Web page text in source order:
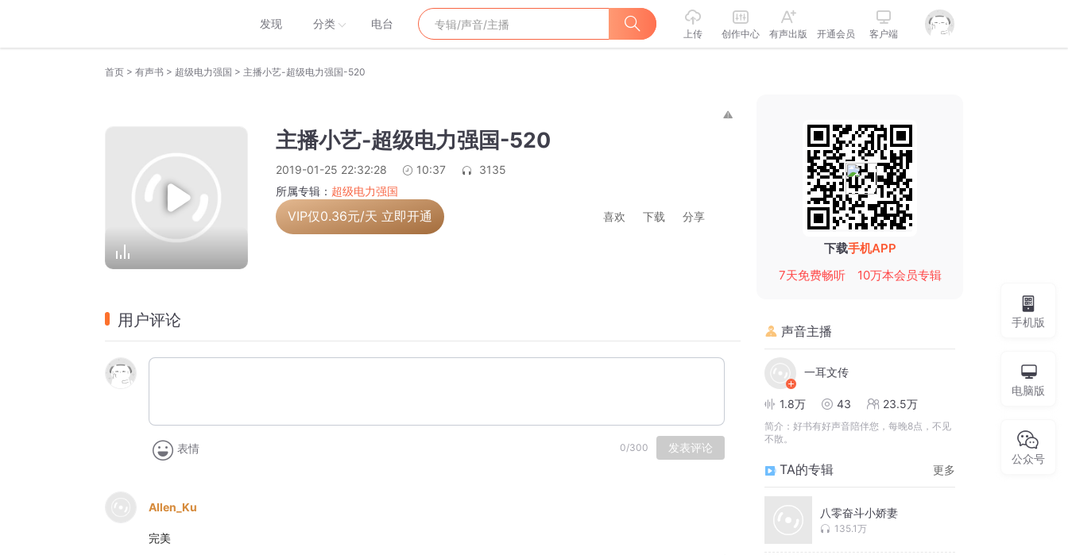
发现 分类 电台
上传 创作中心 有声出版 开通会员 客户端
首页 > 有声书 > 超级电力强国 > 主播小艺-超级电力强国-520
主播小艺-超级电力强国-520
2019-01-25 22:32:28 10:37
3135
所属专辑： 超级电力强国
VIP仅0.36元/天 立即开通 喜欢 下载 分享
用户评论
表情 0/300 发表评论
Allen_Ku
完美
下载手机APP
7天免费畅听
10万本会员专辑
声音主播
一耳文传
1.8万 43 23.5万
简介： 好书有好声音陪伴您，每晚8点，不见
不散。
TA的专辑 更多
八零奋斗小娇妻
135.1万
手机版
电脑版
公众号